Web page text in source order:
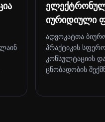
იურიდიული
ადვოკატთა
პრაქტიკის
კონსულტაციის
ცნობადობის